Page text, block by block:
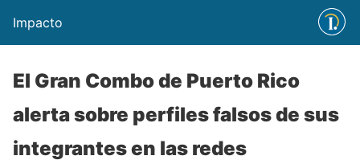
Impacto
El Gran Combo de Puerto Rico
alerta sobre perfiles falsos de sus
integrantes en las redes